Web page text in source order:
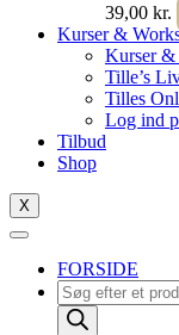
39,00 kr.
Kurser &
Kurser &
Tille’s
Tilles
Log ind
Tilbud
Shop
X
FORSIDE
Products
search